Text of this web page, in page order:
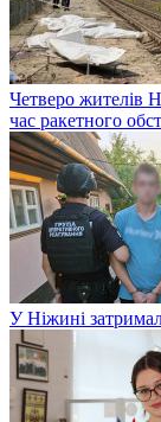
Четверо жителів
час ракетного
У Ніжині